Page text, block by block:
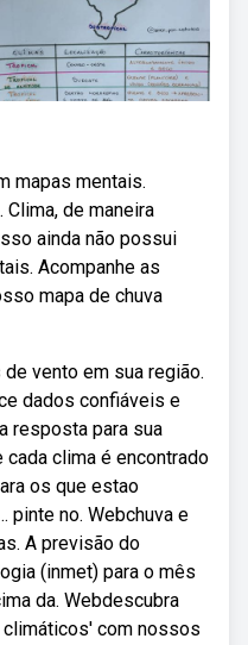
mapas mentais.
de maneira
ainda não possui
Acompanhe as
mapa de chuva
vento em sua região.
dados confiáveis e
resposta para sua
cada clima é encontrado
os que estao
pinte no. Webchuva e
A previsão do
(inmet) para o mês
da. Webdescubra
com nossos